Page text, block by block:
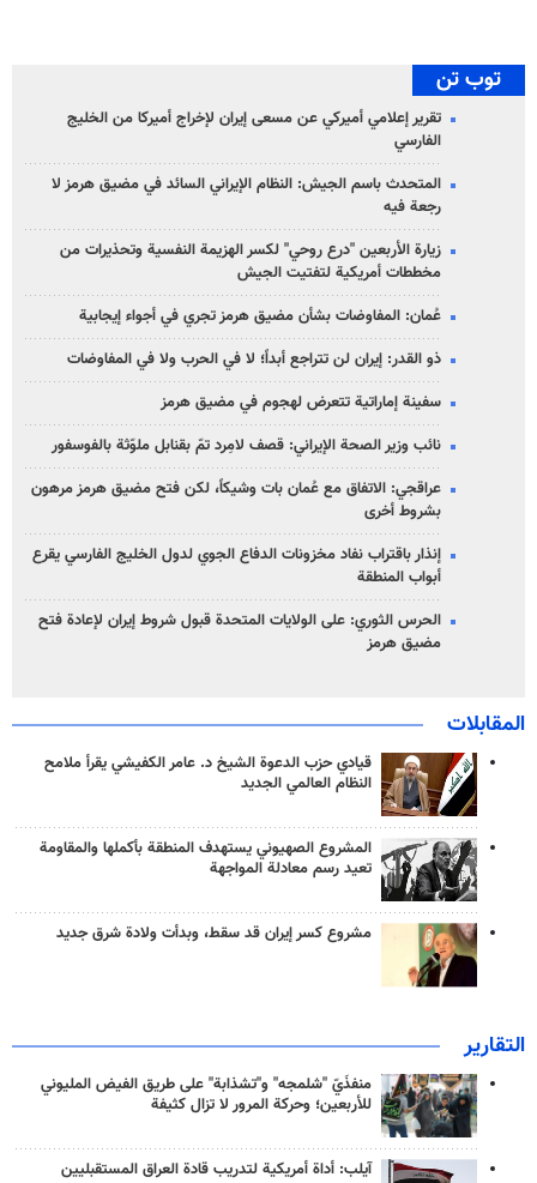
توب تن
تقرير إعلامي أميركي عن مسعى إيران لإخراج أميركا من الخليج
الفارسي
المتحدث باسم الجيش: النظام الإيراني السائد في مضيق هرمز لا
رجعة فيه
زيارة الأربعين "درع روحي" لكسر الهزيمة النفسية وتحذيرات من
مخططات أمريكية لتفتيت الجيش
عُمان: المفاوضات بشأن مضيق هرمز تجري في أجواء إيجابية
ذو القدر: إيران لن تتراجع أبداً؛ لا في الحرب ولا في المفاوضات
سفينة إماراتية تتعرض لهجوم في مضيق هرمز
نائب وزير الصحة الإيراني: قصف لامِرد تمّ بقنابل ملوّثة بالفوسفور
عراقجي: الاتفاق مع عُمان بات وشيكاً، لكن فتح مضيق هرمز مرهون
بشروط أخرى
إنذار باقتراب نفاد مخزونات الدفاع الجوي لدول الخليج الفارسي يقرع
أبواب المنطقة
الحرس الثوري: على الولايات المتحدة قبول شروط إيران لإعادة فتح
مضيق هرمز
المقابلات
قيادي حزب الدعوة الشيخ د. عامر الكفيشي يقرأ ملامح
النظام العالمي الجديد
المشروع الصهيوني يستهدف المنطقة بأكملها والمقاومة
تعيد رسم معادلة المواجهة
مشروع كسر إيران قد سقط، وبدأت ولادة شرق جديد
التقارير
منفذَيّ "شلمجه" و"تشذابة" على طريق الفيض المليوني
للأربعين؛ وحركة المرور لا تزال كثيفة
آيلب: أداة أمريكية لتدريب قادة العراق المستقبليين